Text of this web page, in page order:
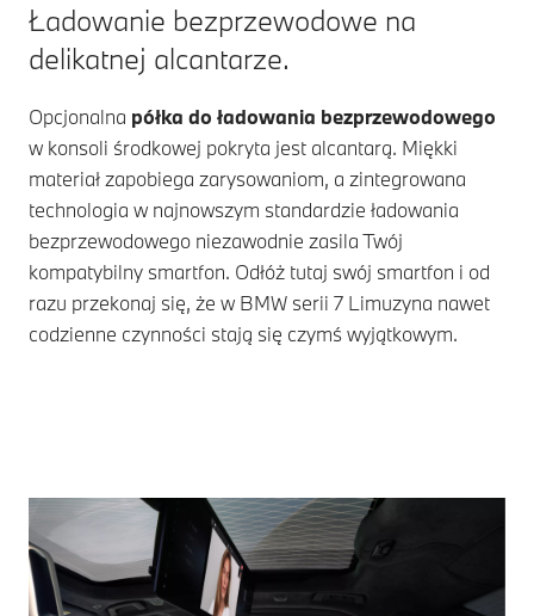
Ładowanie bezprzewodowe na
delikatnej alcantarze.
Opcjonalna półka do ładowania bezprzewodowego
w konsoli środkowej pokryta jest alcantarą. Miękki
materiał zapobiega zarysowaniom, a zintegrowana
technologia w najnowszym standardzie ładowania
bezprzewodowego niezawodnie zasila Twój
kompatybilny smartfon. Odłóż tutaj swój smartfon i od
razu przekonaj się, że w BMW serii 7 Limuzyna nawet
codzienne czynności stają się czymś wyjątkowym.